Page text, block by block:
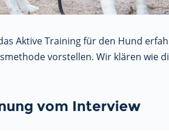
Aktive Training für den Hund
vorstellen. Wir klären wie
vom Interview